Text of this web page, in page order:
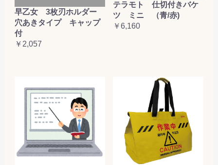
早乙女 3枚刃ホルダー
穴あきタイプ キャップ
付
￥2,057
テラモト 仕切付きバケ
ツ ミニ （青/赤)
￥6,160